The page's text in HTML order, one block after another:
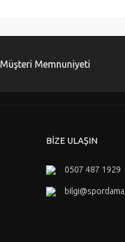
Müşteri Memnuniyeti
BİZE ULAŞIN
0507 487 1929